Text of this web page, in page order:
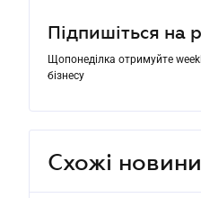
Підпишіться на
Щопонеділка отримуйте
бізнесу
Схожі новини